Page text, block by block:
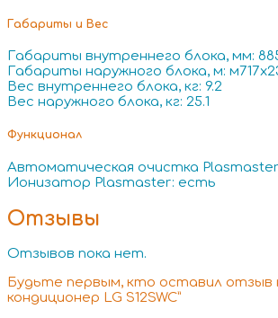
Габариты и Вес
Габариты внутреннего блока, мм:
Габариты наружного блока, м:
Вес внутреннего блока, кг: 9.2
Вес наружного блока, кг: 25.1
Функционал
Автоматическая очистка
Ионизатор Plasmaster: есть
Отзывы
Отзывов пока нет.
Будьте первым, кто оставил отзыв
кондиционер LG S12SWC”